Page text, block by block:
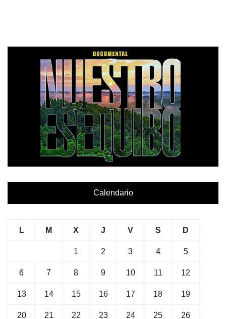
Calendario
L M X J V S D
1 2 3 4 5
6 7 8 9 10 11 12
13 14 15 16 17 18 19
20 21 22 23 24 25 26